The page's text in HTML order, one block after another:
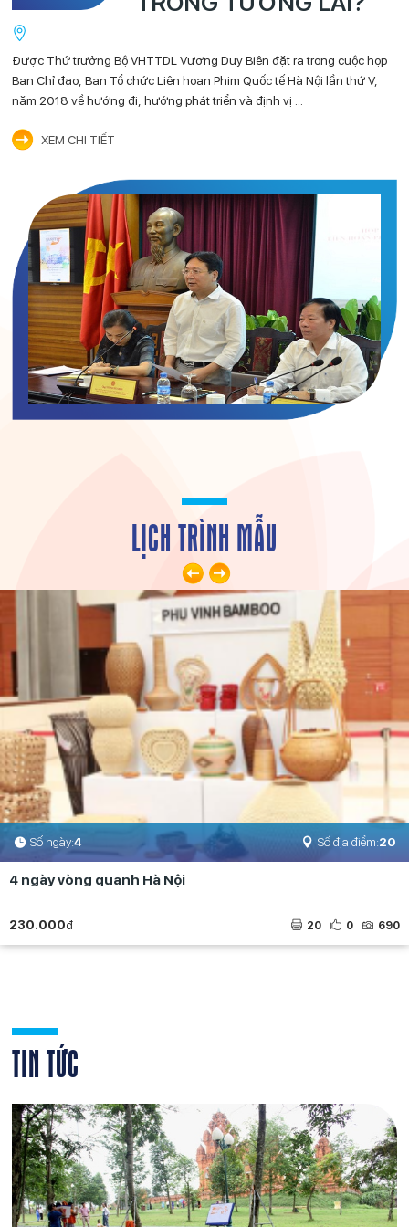
Được Thứ trưởng Bộ VHTTDL Vương Duy Biên đặt ra trong cuộc họp
Ban Chỉ đạo, Ban Tổ chức Liên hoan Phim Quốc tế Hà Nội lần thứ V,
năm 2018 về hướng đi, hướng phát triển và định vị ...
XEM CHI TIẾT
Đơn vị đề xuất phương án trên là Tập đoàn Poma (một Cty chuyên về
cáp treo tại Cộng hòa Pháp), tuyến cáp treo được đơn vị nêu ra để
phục vụ vận tải công cộng
LỊCH TRÌNH MẪU
Số ngày:4 Số địa điểm:20
4 ngày vòng quanh Hà Nội
230.000đ 690
0
20
TIN TỨC